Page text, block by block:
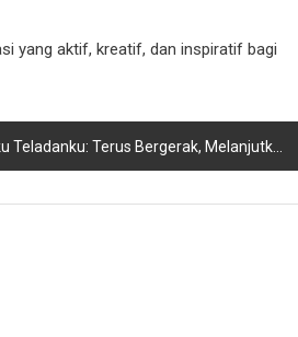
yang aktif, kreatif, dan inspiratif bagi
Terus Bergerak, Melanjutkan Perjuangan